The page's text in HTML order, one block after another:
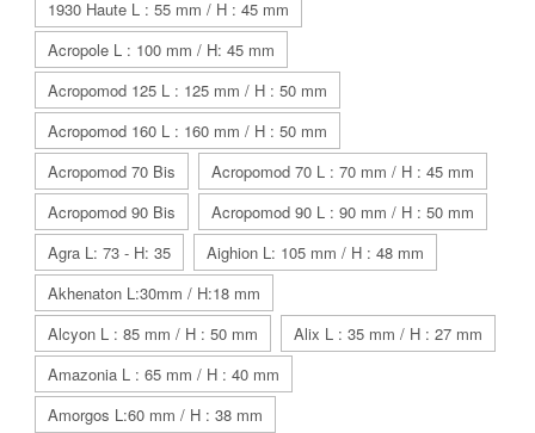
1930 Haute L : 55 mm / H : 45 mm
Acropole L : 100 mm / H: 45 mm
Acropomod 125 L : 125 mm / H : 50 mm
Acropomod 160 L : 160 mm / H : 50 mm
Acropomod 70 Bis
Acropomod 70 L : 70 mm / H : 45 mm
Acropomod 90 Bis
Acropomod 90 L : 90 mm / H : 50 mm
Agra L: 73 - H: 35
Aighion L: 105 mm / H : 48 mm
Akhenaton L:30mm / H:18 mm
Alcyon L : 85 mm / H : 50 mm
Alix L : 35 mm / H : 27 mm
Amazonia L : 65 mm / H : 40 mm
Amorgos L:60 mm / H : 38 mm